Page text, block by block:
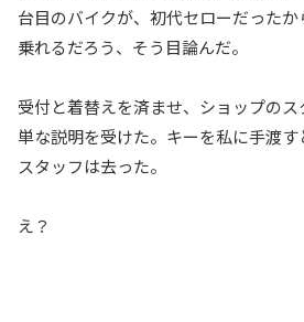
台目のバイクが、初代セローだった
乗れるだろう、そう目論んだ。
受付と着替えを済ませ、ショップの
単な説明を受けた。キーを私に手渡す
スタッフは去った。
え？